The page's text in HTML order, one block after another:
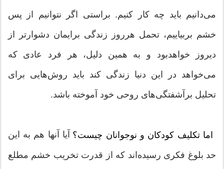
می‌دانیم باید چه کار کنیم. براستی اگر نتوانیم از پس
خشم بربیاییم، تحمل هرروز زندگی برایمان دشوارتر از
دیروز خواهدبود و به همین دلیل، هر فرد عادی که
می‌خواهد در این دنیا زندگی کند باید روش‌هایی برای
تحلیل برآشفتگی‌های روحی خود آموخته باشد.
اما تکلیف کودکان و نوجوانان چیست؟ آیا آنها هم به این
حد بلوغ فکری رسیده‌اند که از قدرت تخریب خشم مطلع